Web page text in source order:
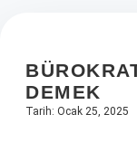
Hakkımızda
DEMEK
Tarih: Ocak 25, 2025